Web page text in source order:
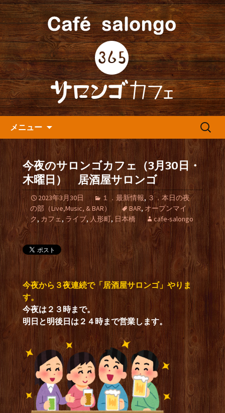
人形町の『365(サロンゴ)カフ
ェ』よりお知らせ
人形町の音楽カフェ『365カフェ』より
最新情報をお届けします。
メニュー
検
今夜のサロンゴカフェ（3月30日・
木曜日） 居酒屋サロンゴ
2023年3月30日 １．最新情報, ３．本日の夜
の部（Live,Music, & BAR）
BAR, オープンマイ
ク, カフェ, ライブ, 人形町, 日本橋 cafe-salongo
今夜から３夜連続で「居酒屋サロンゴ」やりま
す。
今夜は２３時まで。
明日と明後日は２４時まで営業します。